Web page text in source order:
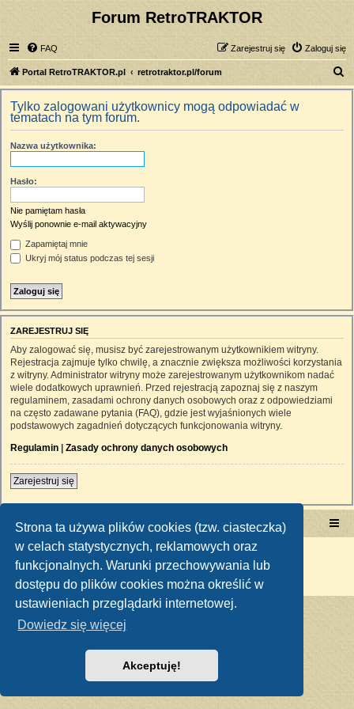
Strona ta używa plików cookies (tzw. ciasteczka)
w celach statystycznych, reklamowych oraz
funkcjonalnych. Warunki przechowywania lub
dostępu do plików cookies można określić w
ustawieniach przeglądarki internetowej.
Dowiedz się więcej
Akceptuję!
Forum RetroTRAKTOR
FAQ Zaloguj się
Zarejestruj się
Portal RetroTRAKTOR.pl retrotraktor.pl/forum
z
Tylko zalogowani użytkownicy mogą odpowiadać w
tematach na tym forum.
Nazwa użytkownika:
Hasło:
Nie pamiętam hasła
Wyślij ponownie e-mail aktywacyjny
Zapamiętaj mnie
Ukryj mój status podczas tej sesji
ZAREJESTRUJ SIĘ
Aby zalogować się, musisz być zarejestrowanym użytkownikiem witryny.
Rejestracja zajmuje tylko chwilę, a znacznie zwiększa możliwości korzystania
z witryny. Administrator witryny może zarejestrowanym użytkownikom nadać
wiele dodatkowych uprawnień. Przed rejestracją zapoznaj się z naszym
regulaminem, zasadami ochrony danych osobowych oraz z odpowiedziami
na często zadawane pytania (FAQ), gdzie jest wyjaśnionych wiele
podstawowych zagadnień dotyczących funkcjonowania witryny.
Regulamin | Zasady ochrony danych osobowych
Zarejestruj się
Portal RetroTRAKTOR.pl retrotraktor.pl/forum
Technologię dostarczaphpBB® Forum Software © phpBB Limited
Polski pakiet językowy dostarczaphpBB.pl
Zasady ochrony danych osobowych|Regulamin